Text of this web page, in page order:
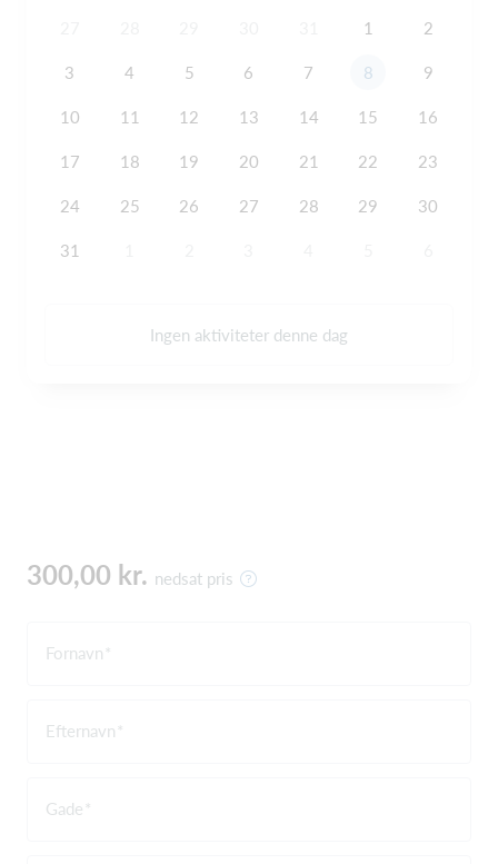
1 2
3 4 5 6 7 8 9
10 11 12 13 14 15 16
17 18 19 20 21 22 23
24 25 26 27 28 29 30
31
Ingen aktiviteter denne dag
300,00 kr. nedsat pris
Fornavn
Efternavn
Gade